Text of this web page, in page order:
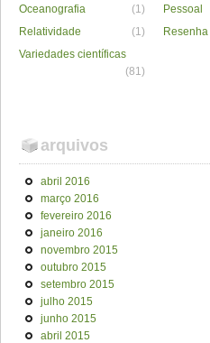
Oceanografia
(1) Pessoal
Relatividade
(1)
Variedades científicas
(81)
arquivos
abril 2016
março 2016
fevereiro 2016
janeiro 2016
novembro 2015
outubro 2015
setembro 2015
julho 2015
junho 2015
abril 2015